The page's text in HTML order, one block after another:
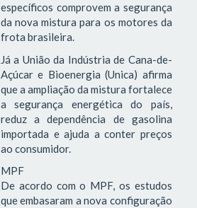
específicos comprovem a segurança
da nova mistura para os motores da
frota brasileira.
Já a União da Indústria de Cana-de-
Açúcar e Bioenergia (Unica) afirma
que a ampliação da mistura fortalece
a segurança energética do país,
reduz a dependência de gasolina
importada e ajuda a conter preços
ao consumidor.
MPF
De acordo com o MPF, os estudos
que embasaram a nova configuração